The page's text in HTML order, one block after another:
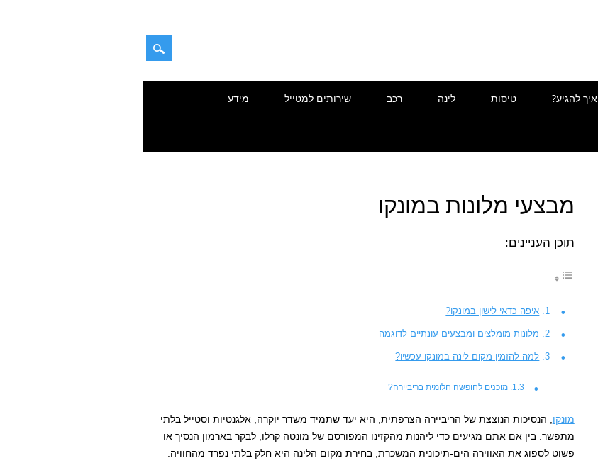
איך להגיע? טיסות לינה רכב שירותים למטייל מידע
מבצעי מלונות במונקו
תוכן העניינים:
איפה כדאי לישון במונקו?
מלונות מומלצים ומבצעים עונתיים לדוגמה
למה להזמין מקום לינה במונקו עכשיו?
מוכנים לחופשה חלומית בריביירה?
מונקו , הנסיכות הנוצצת של הריביירה הצרפתית, היא יעד שתמיד משדר יוקרה, אלגנטיות וסטייל בלתי
מתפשר. בין אם אתם מגיעים כדי ליהנות מהקזינו המפורסם של מונטה קרלו, לבקר בארמון הנסיך או
פשוט לספוג את האווירה הים-תיכונית המשכרת, בחירת מקום הלינה היא חלק בלתי נפרד מהחוויה.